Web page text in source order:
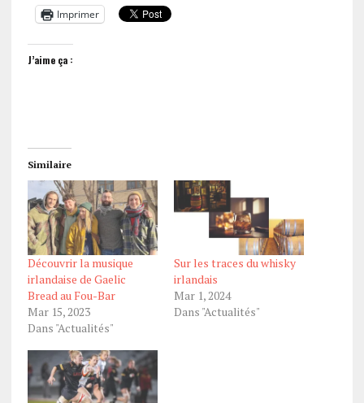
Imprimer
J’aime ça :
Similaire
Découvrir la musique
irlandaise de Gaelic
Bread au Fou-Bar
Mar 15, 2023
Dans "Actualités"
Sur les traces du whisky
irlandais
Mar 1, 2024
Dans "Actualités"